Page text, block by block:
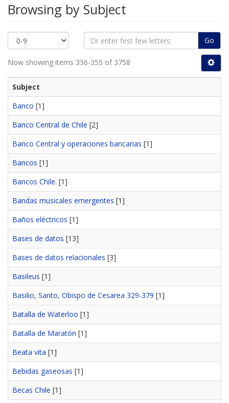
Browsing by Subject
Go
Now showing items 336-355 of 3758
Subject
Banco [1]
Banco Central de Chile [2]
Banco Central y operaciones bancarias [1]
Bancos [1]
Bancos Chile. [1]
Bandas musicales emergentes [1]
Baños eléctricos [1]
Bases de datos [13]
Bases de datos relacionales [3]
Basileus [1]
Basilio, Santo, Obispo de Cesarea 329-379 [1]
Batalla de Waterloo [1]
Batalla de Maratón [1]
Beata vita [1]
Bebidas gaseosas [1]
Becas Chile [1]